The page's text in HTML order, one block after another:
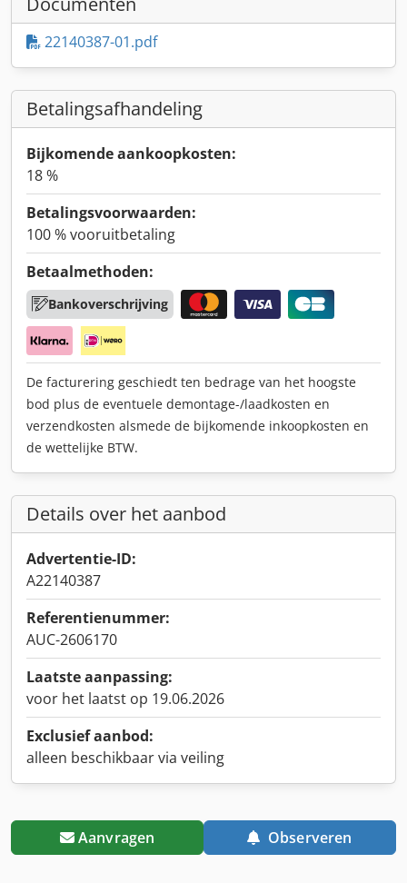
22140387-01.pdf
Betalingsafhandeling
Bijkomende aankoopkosten:
18 %
Betalingsvoorwaarden:
100 % vooruitbetaling
Betaalmethoden:
Bankoverschrijving
De facturering geschiedt ten bedrage van het hoogste
bod plus de eventuele demontage-/laadkosten en
verzendkosten alsmede de bijkomende inkoopkosten en
de wettelijke BTW.
Details over het aanbod
Advertentie-ID:
A22140387
Referentienummer:
AUC-2606170
Laatste aanpassing:
voor het laatst op 19.06.2026
Exclusief aanbod:
alleen beschikbaar via veiling
Aanvragen Observeren